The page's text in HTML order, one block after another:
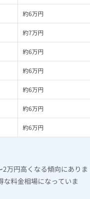
約6万円
約7万円
約6万円
約6万円
約6万円
約6万円
約6万円
万円高くなる傾向にありま
料金相場になっていま